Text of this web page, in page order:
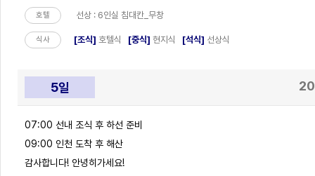
호텔 선상 : 6인실 침대칸_무창
식사 [조식] 호텔식 [중식] 현지식 [석식] 선상식
5일
07:00 선내 조식 후 하선 준비
09:00 인천 도착 후 해산
감사합니다! 안녕히가세요!